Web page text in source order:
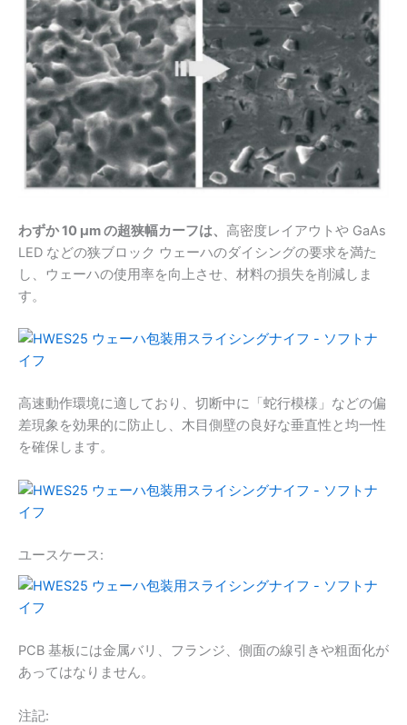
わずか 10 μm の超狭幅カーフは、 高密度レイアウトや GaAs
LED などの狭ブロック ウェーハのダイシングの要求を満た
し、ウェーハの使用率を向上させ、材料の損失を削減しま
す。
高速動作環境に適しており、切断中に「蛇行模様」などの偏
差現象を効果的に防止し、木目側壁の良好な垂直性と均一性
を確保します。
ユースケース:
PCB 基板には金属バリ、フランジ、側面の線引きや粗面化が
あってはなりません。
注記: